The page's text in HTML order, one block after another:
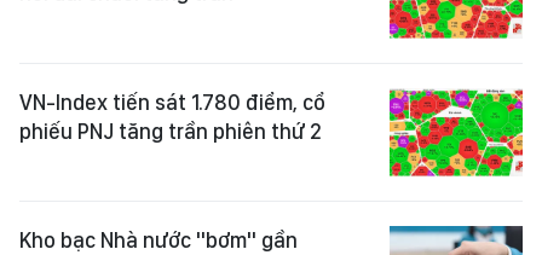
VN-Index tiến sát 1.780 điểm, cổ
phiếu PNJ tăng trần phiên thứ 2
Kho bạc Nhà nước "bơm" gần